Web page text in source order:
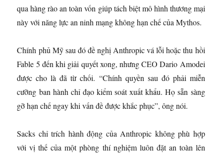
qua hàng rào an toàn vốn giúp tách biệt mô hình thương mại
này với năng lực an ninh mạng không hạn chế của Mythos.
Chính phủ Mỹ sau đó đề nghị Anthropic vá lỗi hoặc thu hồi
Fable 5 đến khi giải quyết xong, nhưng CEO Dario Amodei
được cho là đã từ chối. “Chính quyền sau đó phải miễn
cưỡng ban hành chỉ đạo kiểm soát xuất khẩu. Họ sẵn sàng
gỡ hạn chế ngay khi vấn đề được khắc phục”, ông nói.
Sacks chỉ trích hành động của Anthropic không phù hợp
với vị thế của một phòng thí nghiệm luôn đặt an toàn lên